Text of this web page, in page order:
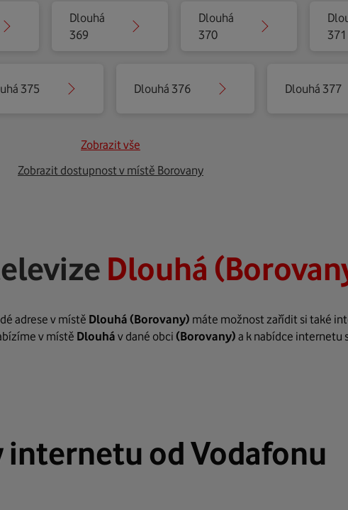
Dlouhá
369
Dlouhá
370
371
375 Dlouhá 376 Dlouhá 377
Zobrazit vše
Zobrazit dostupnost v místě Borovany
Dlouhá
adrese v místě Dlouhá (Borovany) máte možnost zařídit si také
v místě Dlouhá v dané obci (Borovany) a k nabídce internetu
internetu od Vodafonu